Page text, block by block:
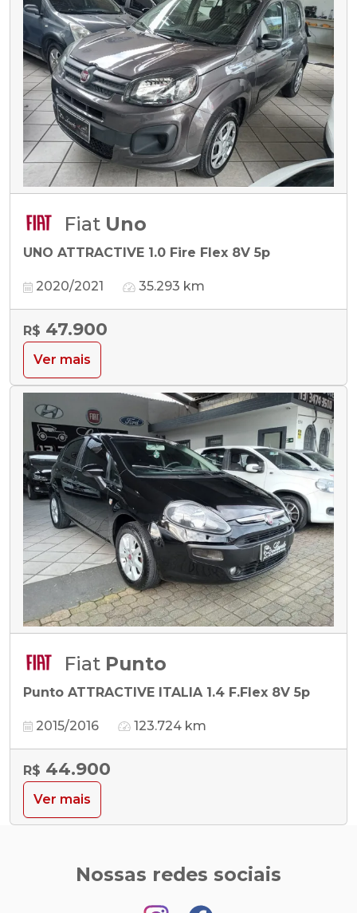
Fiat Uno
UNO ATTRACTIVE 1.0 Fire Flex 8V 5p
2020/2021 35.293 km
R$ 47.900
Ver mais
Fiat Punto
Punto ATTRACTIVE ITALIA 1.4 F.Flex 8V 5p
2015/2016 123.724 km
R$ 44.900
Ver mais
Nossas redes sociais